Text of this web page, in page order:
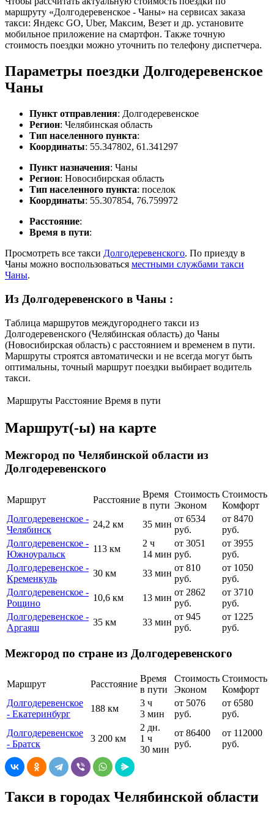
маршруту «Долгодеревенское - Чаны» на сервисах заказа
такси: Яндекс GO, Uber, Максим, Везет и др. установите
мобильное приложение на смартфон. Также точную
стоимость поездки можно уточнить по телефону диспетчера.
Параметры поездки Долгодеревенское
Чаны
Пункт отправления: Долгодеревенское
Регион: Челябинская область
Тип населенного пункта:
Координаты: 55.347802, 61.341297
Пункт назначения: Чаны
Регион: Новосибирская область
Тип населенного пункта: поселок
Координаты: 55.307854, 76.759972
Расстояние:
Время в пути:
Просмотреть все такси Долгодеревенского. По приезду в
Чаны можно воспользоваться местными службами такси
Чаны.
Из Долгодеревенского в Чаны :
Таблица маршрутов междугороднего такси из
Долгодеревенского (Челябинская область) до Чаны
(Новосибирская область) с расстоянием и временем в пути.
Маршруты строятся автоматически и не всегда могут быть
оптимальны, точный маршрут поездки выбирает водитель
такси.
Маршруты Расстояние Время в пути
Маршрут(-ы) на карте
Межгород по Челябинской области из
Долгодеревенского
Маршрут Расстояние
Время
в пути
Стоимость
Эконом
Стоимость
Комфорт
Долгодеревенское -
Челябинск
24,2 км 35 мин
от 6534
руб.
от 8470
руб.
Долгодеревенское -
Южноуральск
113 км
2 ч
14 мин
от 3051
руб.
от 3955
руб.
Долгодеревенское -
Кременкуль
30 км 33 мин
от 810
руб.
от 1050
руб.
Долгодеревенское -
Рощино
10,6 км 13 мин
от 2862
руб.
от 3710
руб.
Долгодеревенское -
Аргаяш
35 км 33 мин
от 945
руб.
от 1225
руб.
Межгород по стране из Долгодеревенского
Маршрут Расстояние
Время
в пути
Стоимость
Эконом
Стоимость
Комфорт
Долгодеревенское
- Екатеринбург
188 км
3 ч
3 мин
от 5076
руб.
от 6580
руб.
Долгодеревенское
- Братск
3 200 км
2 дн.
1 ч
30 мин
от 86400
руб.
от 112000
руб.
Такси в городах Челябинской области